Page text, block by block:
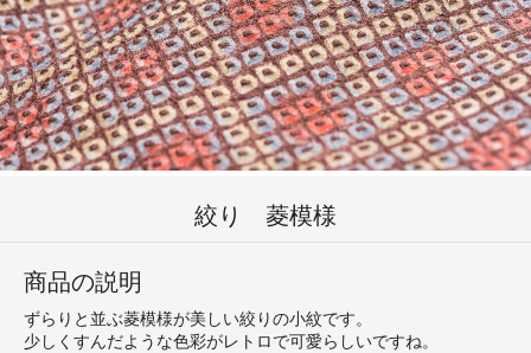
絞り 菱模様
商品の説明
ずらりと並ぶ菱模様が美しい絞りの小紋です。
少しくすんだような色彩がレトロで可愛らしいですね。